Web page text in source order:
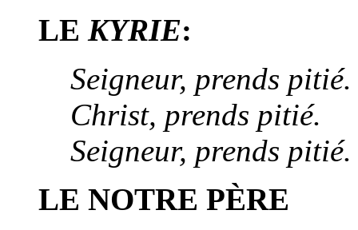
LE KYRIE:
Seigneur, prends pitié.
Christ, prends pitié.
Seigneur, prends pitié.
LE NOTRE PÈRE